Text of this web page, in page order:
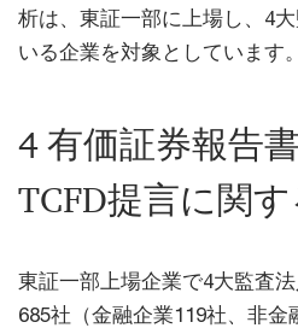
析は、東証一部に上場し、4
いる企業を対象としています。
4 有価証券報告
TCFD提言に関
東証一部上場企業で4大監査
685社（金融企業119社、非金